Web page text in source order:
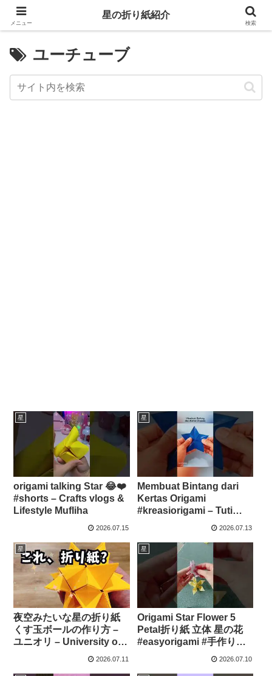
ユーチューブ
星
origami talking Star 😂❤️
#shorts – Crafts vlogs &
Lifestyle Mufliha
2026.07.15
星
Membuat Bintang dari
Kertas Origami
#kreasiorigami – Tuti
2026.07.13
星
夜空みたいな星の折り紙
くす玉ボールの作り方 –
ユニオリ – University of
2026.07.11
星
Origami Star Flower 5
Petal折り紙 立体 星の花
#easyorigami #手作り工
2026.07.10
メニュー
星の折り紙紹介
検索